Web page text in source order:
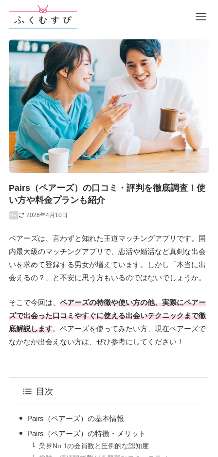
Pairs（ペアーズ）の口コミ・評判を徹底調査！使
い方や料金プランも紹介
PR 2026年4月10日
ペアーズは、言わずと知れた王道マッチングアプリです。国
内最大級のマッチングアプリで、恋活や婚活など真剣な出会
いを求めて登録する男女が増えています。しかし「本当に出
会えるの？」と不安に思う方もいるのではないでしょうか。
そこで今回は、 ペアーズの特徴や使い方の他、実際にペアー
ズで出会った口コミやすぐに使える出会いテクニックまで徹
底解説します。ペアーズを使ってみたい方、現在ペアーズで
なかなか出会えない方は、ぜひ参考にしてください！
目次
Pairs（ペアーズ）の基本情報
Pairs（ペアーズ）の特徴・メリット
業界No.1の会員数と圧倒的な認知度